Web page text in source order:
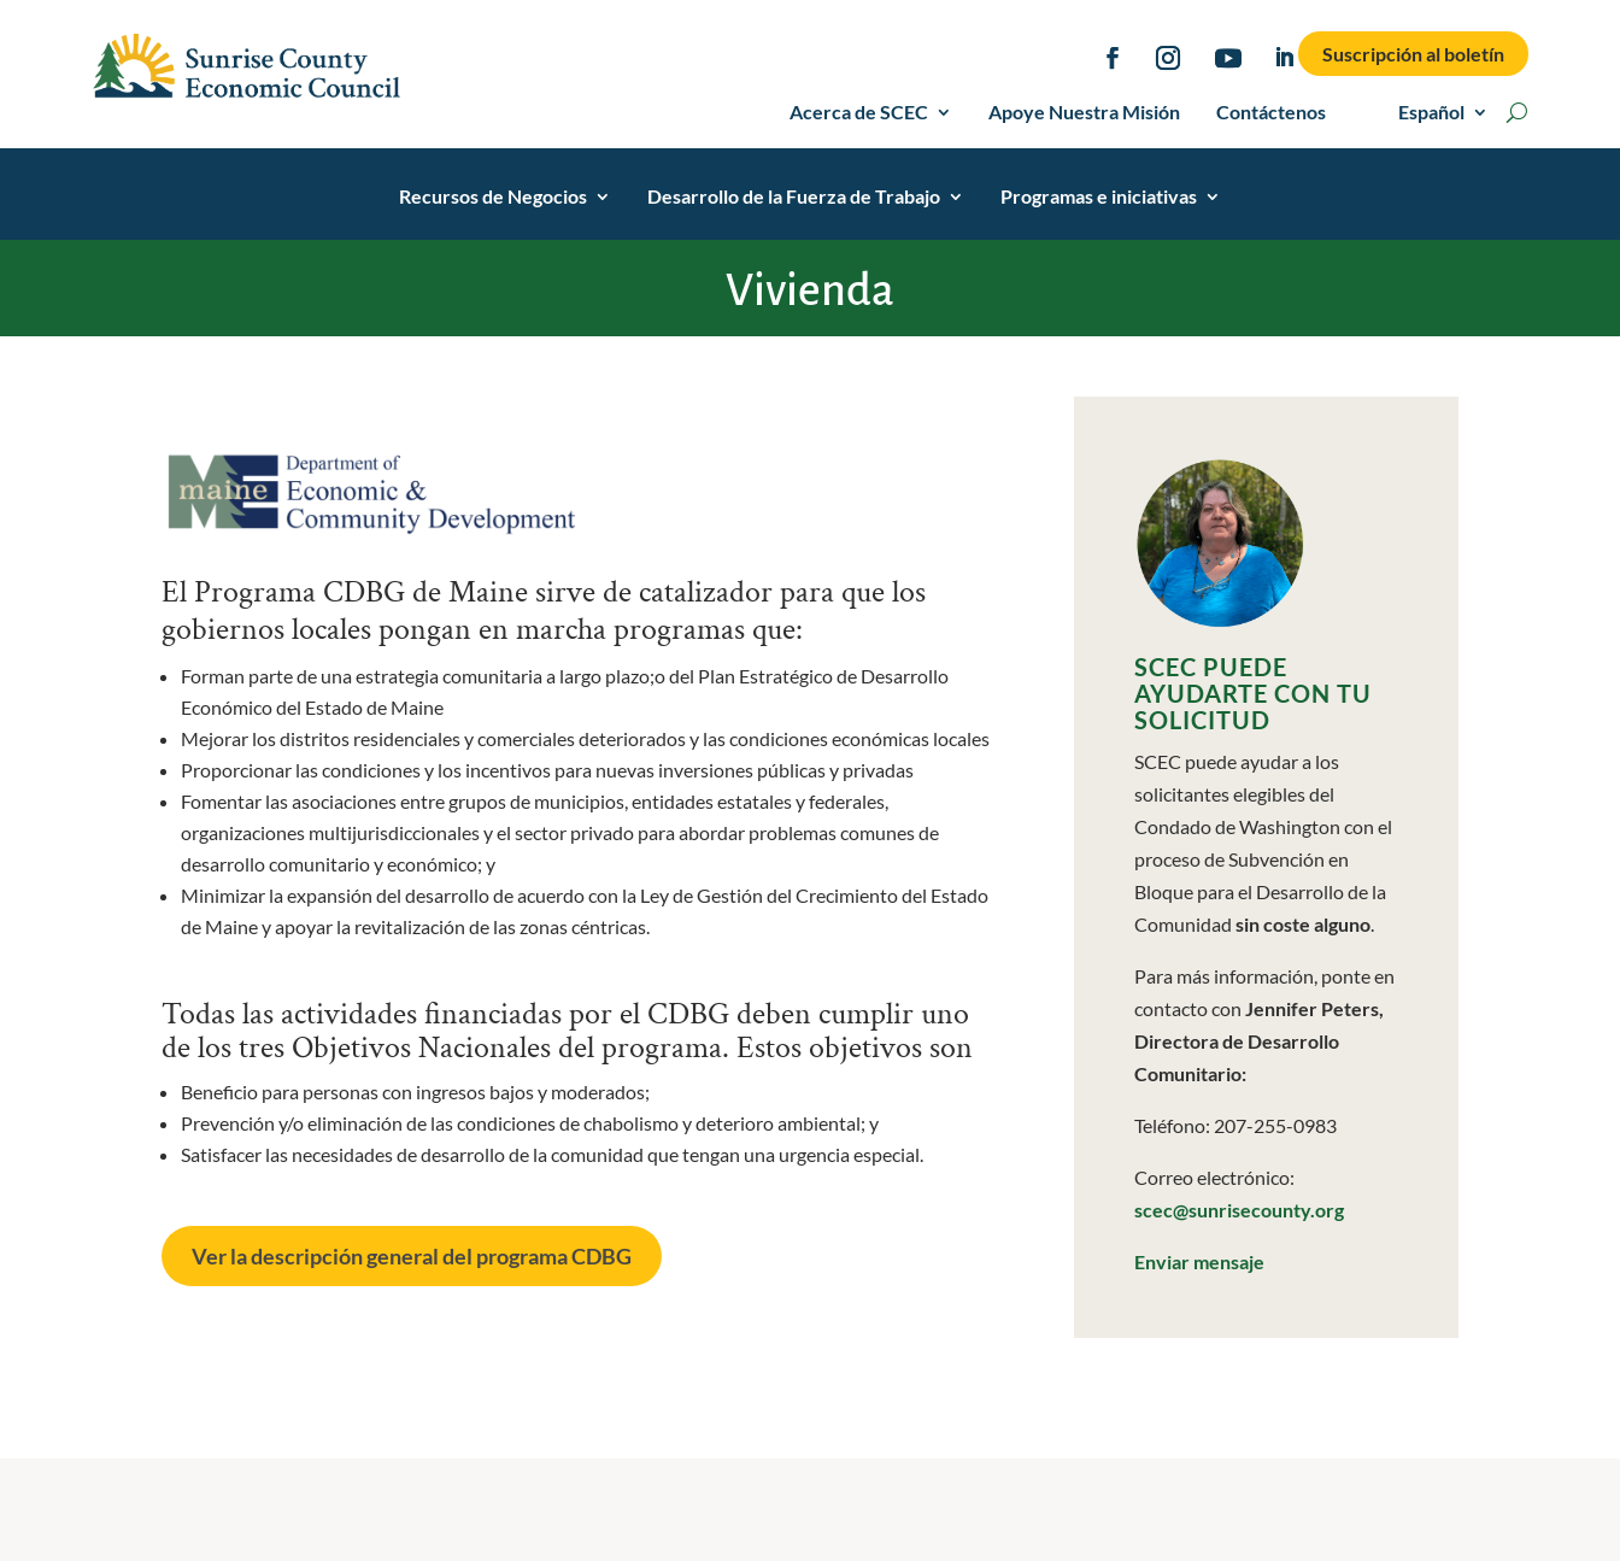
Suscripción al boletín
Acerca de SCEC Apoye Nuestra Misión Contáctenos Español
Recursos de Negocios Desarrollo de la Fuerza de Trabajo Programas e iniciativas
Vivienda
El Programa CDBG de Maine sirve de catalizador para que los
gobiernos locales pongan en marcha programas que:
Forman parte de una estrategia comunitaria a largo plazo;o del Plan Estratégico de Desarrollo
Económico del Estado de Maine
Mejorar los distritos residenciales y comerciales deteriorados y las condiciones económicas locales
Proporcionar las condiciones y los incentivos para nuevas inversiones públicas y privadas
Fomentar las asociaciones entre grupos de municipios, entidades estatales y federales,
organizaciones multijurisdiccionales y el sector privado para abordar problemas comunes de
desarrollo comunitario y económico; y
Minimizar la expansión del desarrollo de acuerdo con la Ley de Gestión del Crecimiento del Estado
de Maine y apoyar la revitalización de las zonas céntricas.
Todas las actividades financiadas por el CDBG deben cumplir uno
de los tres Objetivos Nacionales del programa. Estos objetivos son
Beneficio para personas con ingresos bajos y moderados;
Prevención y/o eliminación de las condiciones de chabolismo y deterioro ambiental; y
Satisfacer las necesidades de desarrollo de la comunidad que tengan una urgencia especial.
Ver la descripción general del programa CDBG
SCEC PUEDE
AYUDARTE CON TU
SOLICITUD
SCEC puede ayudar a los
solicitantes elegibles del
Condado de Washington con el
proceso de Subvención en
Bloque para el Desarrollo de la
Comunidad sin coste alguno.
Para más información, ponte en
contacto con Jennifer Peters,
Directora de Desarrollo
Comunitario:
Teléfono: 207-255-0983
Correo electrónico:
scec@sunrisecounty.org
Enviar mensaje